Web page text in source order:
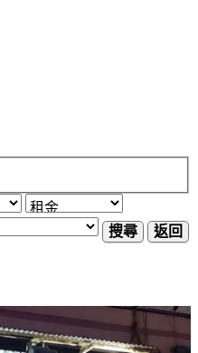
搜尋 返回